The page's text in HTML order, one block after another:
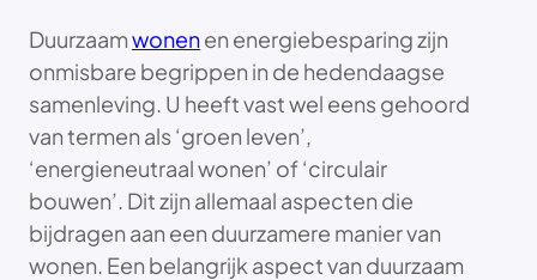
Duurzaamwonenen energiebesparing zijn
onmisbare begrippen in de hedendaagse
samenleving. U heeft vast wel eens gehoord
van termen als ‘groen leven’,
‘energieneutraal wonen’ of ‘circulair
bouwen’. Dit zijn allemaal aspecten die
bijdragen aan een duurzamere manier van
wonen. Een belangrijk aspect van duurzaam